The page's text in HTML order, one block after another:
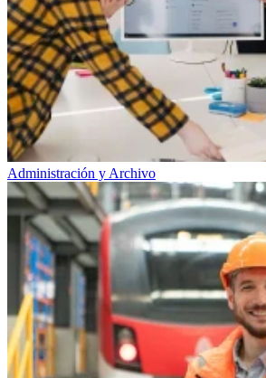
Administración y Archivo